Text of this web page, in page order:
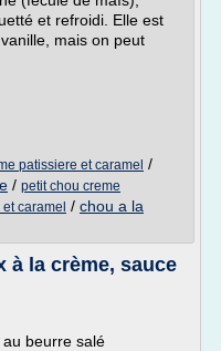
et refroidi. Elle est
mais on peut
patissiere et caramel /
/ petit chou creme
caramel / chou a la
à la crème, sauce
beurre salé